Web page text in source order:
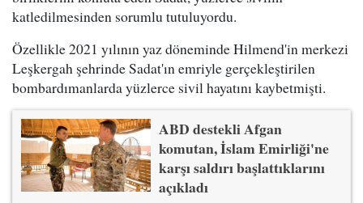
katledilmesinden sorumlu tutuluyordu.
Özellikle 2021 yılının yaz döneminde Hilmend'in merkezi
Leşkergah şehrinde Sadat'ın emriyle gerçekleştirilen
bombardımanlarda yüzlerce sivil hayatını kaybetmişti.
ABD destekli Afgan
komutan, İslam Emirliği'ne
karşı saldırı başlattıklarını
açıkladı